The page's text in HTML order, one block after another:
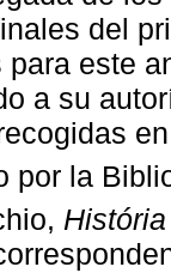
del
este
a su
por la